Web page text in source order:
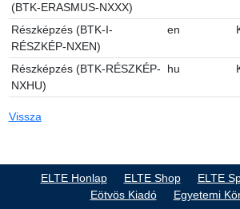
(BTK-ERASMUS-NXXX)
Részképzés (BTK-I-
RÉSZKÉP-NXEN)
en
Részképzés (BTK-RÉSZKÉP-
NXHU)
hu
Vissza
ELTE Honlap ELTE Shop ELTE
Eötvös Kiadó
Egyetemi